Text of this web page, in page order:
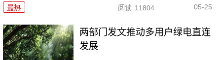
最热 阅读 11804 05-25
两部门发文推动多用户绿电直连
发展